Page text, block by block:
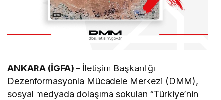
ANKARA (İGFA) – İletişim Başkanlığı
Dezenformasyonla Mücadele Merkezi (DMM),
sosyal medyada dolaşıma sokulan “Türkiye’nin